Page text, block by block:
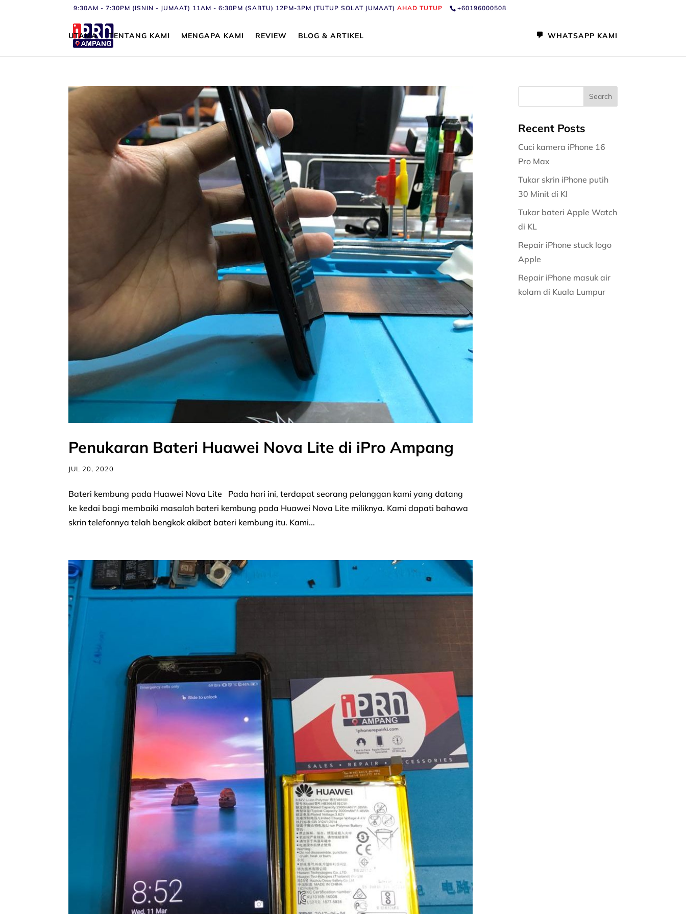
9:30AM - 7:30PM (ISNIN - JUMAAT) 11AM - 6:30PM (SABTU) 12PM-3PM (TUTUP SOLAT JUMAAT)AHAD TUTUP +60196000508
UTAMA TENTANG KAMI MENGAPA KAMI REVIEW BLOG & ARTIKEL WHATSAPP KAMI
Penukaran Bateri Huawei Nova Lite di iPro Ampang
JUL 20, 2020
Bateri kembung pada Huawei Nova Lite Pada hari ini, terdapat seorang pelanggan kami yang datang
ke kedai bagi membaiki masalah bateri kembung pada Huawei Nova Lite miliknya. Kami dapati bahawa
skrin telefonnya telah bengkok akibat bateri kembung itu. Kami...
Recent Posts
Cuci kamera iPhone 16
Pro Max
Tukar skrin iPhone putih
30 Minit di Kl
Tukar bateri Apple Watch
di KL
Repair iPhone stuck logo
Apple
Repair iPhone masuk air
kolam di Kuala Lumpur